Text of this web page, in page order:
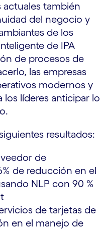
actuales también
del negocio y
de los
de IPA
de procesos de
las empresas
modernos y
los líderes anticipar lo
resultados:
de
de reducción en el
NLP con 90 %
de tarjetas de
en el manejo de